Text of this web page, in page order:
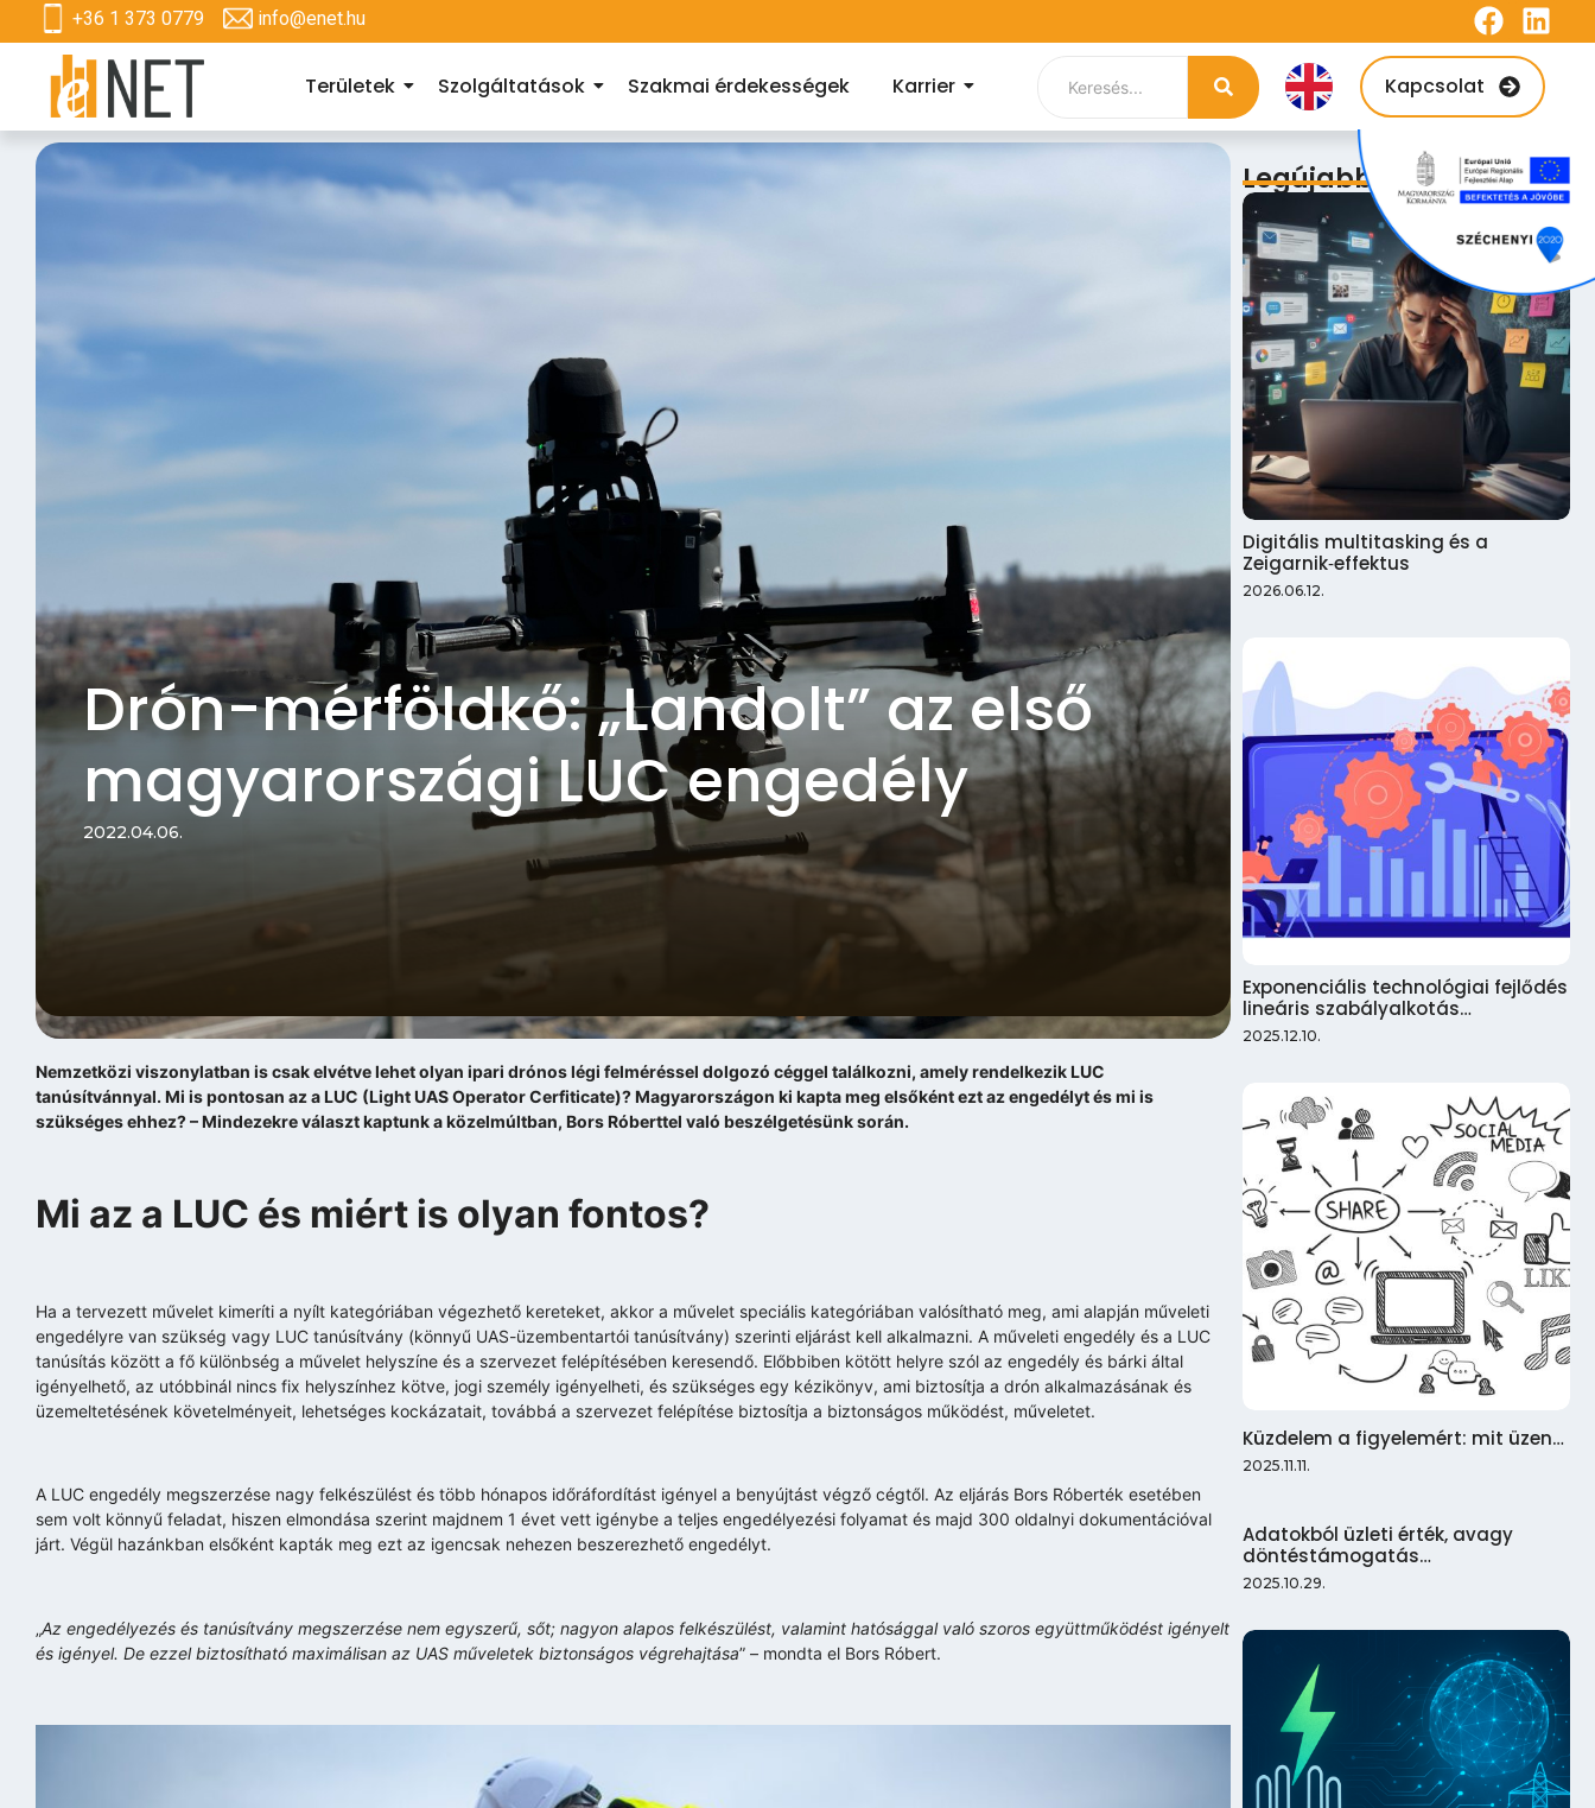
+36 1 373 0779 info@enet.hu
Területek Szolgáltatások Szakmai érdekességek Karrier Kapcsolat
Drón-mérföldkő: „Landolt” az első
magyarországi LUC engedély
2022.04.06.
Nemzetközi viszonylatban is csak elvétve lehet olyan ipari drónos légi felméréssel dolgozó céggel találkozni, amely rendelkezik LUC
tanúsítvánnyal. Mi is pontosan az a LUC (Light UAS Operator Cerfiticate)? Magyarországon ki kapta meg elsőként ezt az engedélyt és mi is
szükséges ehhez? – Mindezekre választ kaptunk a közelmúltban, Bors Róberttel való beszélgetésünk során.
Mi az a LUC és miért is olyan fontos?
Ha a tervezett művelet kimeríti a nyílt kategóriában végezhető kereteket, akkor a művelet speciális kategóriában valósítható meg, ami alapján műveleti
engedélyre van szükség vagy LUC tanúsítvány (könnyű UAS-üzembentartói tanúsítvány) szerinti eljárást kell alkalmazni. A műveleti engedély és a LUC
tanúsítás között a fő különbség a művelet helyszíne és a szervezet felépítésében keresendő. Előbbiben kötött helyre szól az engedély és bárki által
igényelhető, az utóbbinál nincs fix helyszínhez kötve, jogi személy igényelheti, és szükséges egy kézikönyv, ami biztosítja a drón alkalmazásának és
üzemeltetésének követelményeit, lehetséges kockázatait, továbbá a szervezet felépítése biztosítja a biztonságos működést, műveletet.
A LUC engedély megszerzése nagy felkészülést és több hónapos időráfordítást igényel a benyújtást végző cégtől. Az eljárás Bors Róberték esetében
sem volt könnyű feladat, hiszen elmondása szerint majdnem 1 évet vett igénybe a teljes engedélyezési folyamat és majd 300 oldalnyi dokumentációval
járt. Végül hazánkban elsőként kapták meg ezt az igencsak nehezen beszerezhető engedélyt.
„Az engedélyezés és tanúsítvány megszerzése nem egyszerű, sőt; nagyon alapos felkészülést, valamint hatósággal való szoros együttműködést igényelt
és igényel. De ezzel biztosítható maximálisan az UAS műveletek biztonságos végrehajtása” – mondta el Bors Róbert.
Legújabb bejegyzések
Digitális multitasking és a
Zeigarnik‑effektus
2026.06.12.
Exponenciális technológiai fejlődés
lineáris szabályalkotás…
2025.12.10.
Küzdelem a figyelemért: mit üzen…
2025.11.11.
Adatokból üzleti érték, avagy
döntéstámogatás…
2025.10.29.